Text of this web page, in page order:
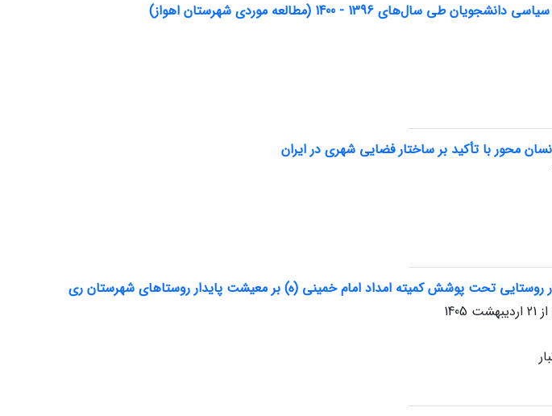
1396 - 1400 (مطالعه موردی شهرستان اهواز)
محور با تأکید بر ساختار فضایی شهری در ایران
روستایی تحت پوشش کمیته امداد امام خمینی (ه) بر معیشت پایدار روستاهای شهرستان ری
21 اردیبهشت 1405